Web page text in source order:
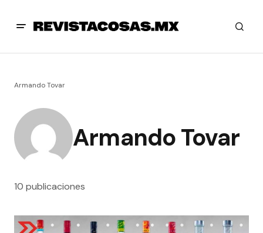
Armando Tovar
Armando Tovar
10 publicaciones